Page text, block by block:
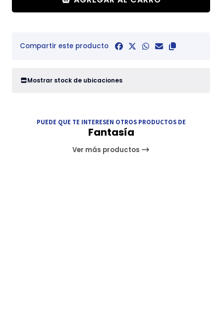
Compartir este producto
Mostrar stock de ubicaciones
PUEDE QUE TE INTERESEN OTROS PRODUCTOS DE
Fantasía
Ver más productos